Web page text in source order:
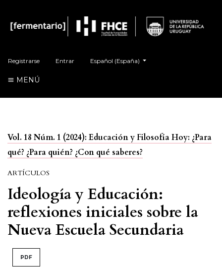
Registrarse Entrar Cambiar el idioma. El actual es:
Español (España)
MENÚ
Vol. 18 Núm. 1 (2024): Educación y Filosofía Hoy: ¿Para
qué? ¿Para quién? ¿Con qué saberes?
ARTÍCULOS
Ideología y Educación:
reflexiones iniciales sobre la
Nueva Escuela Secundaria
PDF